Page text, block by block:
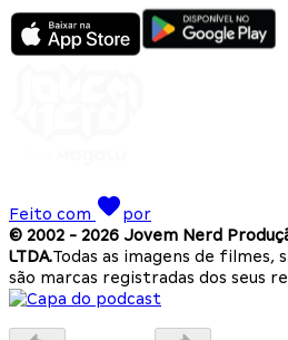
Feito com
por
© 2002 - 2026 Jovem Nerd
LTDA.Todas as imagens de filmes,
são marcas registradas dos seus